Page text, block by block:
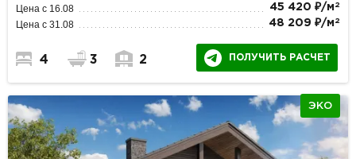
Цена с 16.08 45 420 ₽/м 2
Цена с 31.08 48 209 ₽/м 2
4 3 2 ПОЛУЧИТЬ РАСЧЕТ
ЭКО